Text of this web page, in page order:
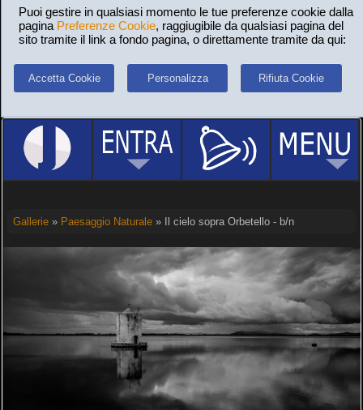
Puoi gestire in qualsiasi momento le tue preferenze cookie dalla
pagina Preferenze Cookie, raggiugibile da qualsiasi pagina del
sito tramite il link a fondo pagina, o direttamente tramite da qui:
Accetta Cookie Personalizza Rifiuta Cookie
Gallerie» Paesaggio Naturale» Il cielo sopra Orbetello - b/n